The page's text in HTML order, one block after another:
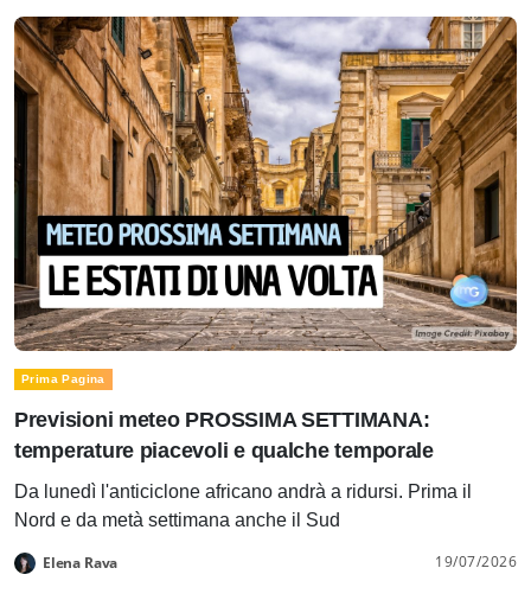
Prima Pagina
Previsioni meteo PROSSIMA SETTIMANA:
temperature piacevoli e qualche temporale
Da lunedì l'anticiclone africano andrà a ridursi. Prima il
Nord e da metà settimana anche il Sud
Elena Rava 19/07/2026